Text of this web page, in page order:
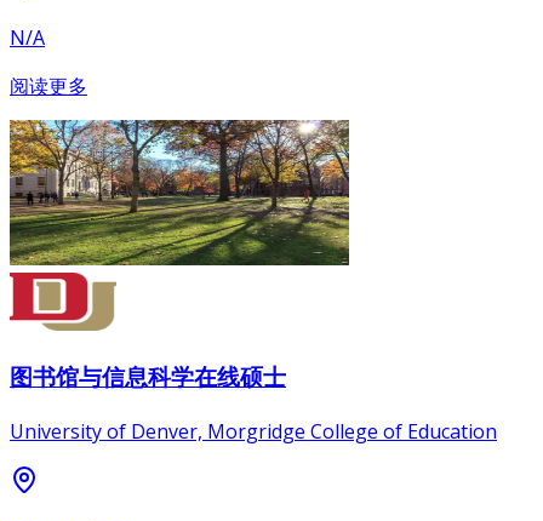
N/A
阅读更多
图书馆与信息科学在线硕士
University of Denver, Morgridge College of Education